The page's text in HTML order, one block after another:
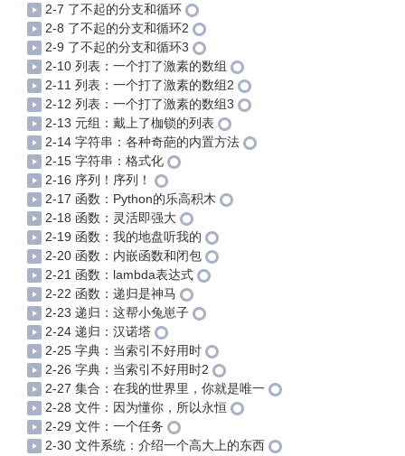
2-7 了不起的分支和循环
2-8 了不起的分支和循环2
2-9 了不起的分支和循环3
2-10 列表：一个打了激素的数组
2-11 列表：一个打了激素的数组2
2-12 列表：一个打了激素的数组3
2-13 元组：戴上了枷锁的列表
2-14 字符串：各种奇葩的内置方法
2-15 字符串：格式化
2-16 序列！序列！
2-17 函数：Python的乐高积木
2-18 函数：灵活即强大
2-19 函数：我的地盘听我的
2-20 函数：内嵌函数和闭包
2-21 函数：lambda表达式
2-22 函数：递归是神马
2-23 递归：这帮小兔崽子
2-24 递归：汉诺塔
2-25 字典：当索引不好用时
2-26 字典：当索引不好用时2
2-27 集合：在我的世界里，你就是唯一
2-28 文件：因为懂你，所以永恒
2-29 文件：一个任务
2-30 文件系统：介绍一个高大上的东西